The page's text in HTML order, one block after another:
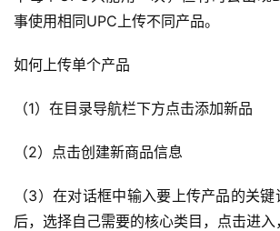
事使用相同UPC上传不同产品。
如何上传单个产品
（1）在目录导航栏下方点击添加新品
（2）点击创建新商品信息
（3）在对话框中输入要上传产品的关
后，选择自己需要的核心类目，点击进入